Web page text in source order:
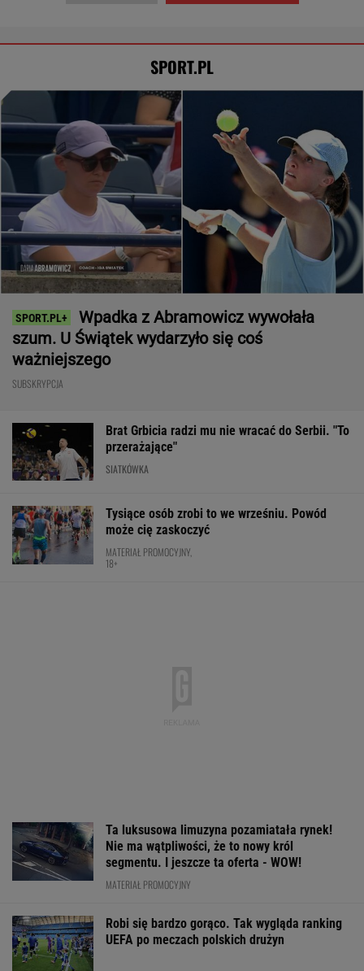
SPORT.PL
Wpadka z Abramowicz wywołała
szum. U Świątek wydarzyło się coś
ważniejszego
SUBSKRYPCJA
Brat Grbicia radzi mu nie wracać do Serbii. "To
przerażające"
SIATKÓWKA
Tysiące osób zrobi to we wrześniu. Powód
może cię zaskoczyć
MATERIAŁ PROMOCYJNY,
18+
Ta luksusowa limuzyna pozamiatała rynek!
Nie ma wątpliwości, że to nowy król
segmentu. I jeszcze ta oferta - WOW!
MATERIAŁ PROMOCYJNY
Robi się bardzo gorąco. Tak wygląda ranking
UEFA po meczach polskich drużyn